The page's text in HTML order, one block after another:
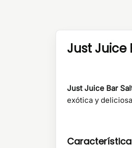
Just Juice
Just Juice Bar
exótica y